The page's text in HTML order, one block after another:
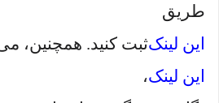
طریق
این لینکثبت کنید. همچنین،
این لینک،